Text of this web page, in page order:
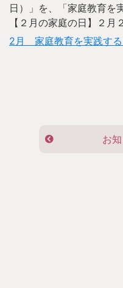
日）」を、「家庭教育を
【２月の家庭の日】２月
2月 家庭教育を実践す
お